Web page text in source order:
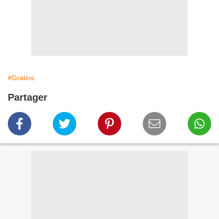
#Gratins
Partager